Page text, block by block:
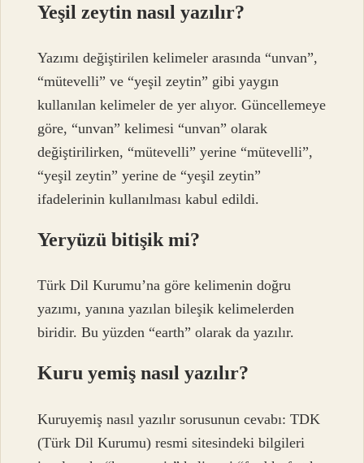
Yeşil zeytin nasıl yazılır?
Yazımı değiştirilen kelimeler arasında “unvan”,
“mütevelli” ve “yeşil zeytin” gibi yaygın
kullanılan kelimeler de yer alıyor. Güncellemeye
göre, “unvan” kelimesi “unvan” olarak
değiştirilirken, “mütevelli” yerine “mütevelli”,
“yeşil zeytin” yerine de “yeşil zeytin”
ifadelerinin kullanılması kabul edildi.
Yeryüzü bitişik mi?
Türk Dil Kurumu’na göre kelimenin doğru
yazımı, yanına yazılan bileşik kelimelerden
biridir. Bu yüzden “earth” olarak da yazılır.
Kuru yemiş nasıl yazılır?
Kuruyemiş nasıl yazılır sorusunun cevabı: TDK
(Türk Dil Kurumu) resmi sitesindeki bilgileri